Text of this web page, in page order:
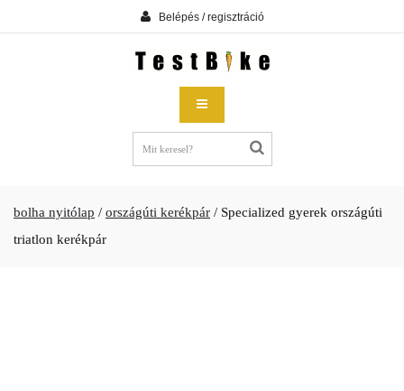
Belépés / regisztráció
bolha nyitólap / országúti kerékpár / Specialized gyerek országúti
triatlon kerékpár